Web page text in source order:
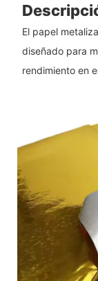
El papel
diseñado para
rendimiento en